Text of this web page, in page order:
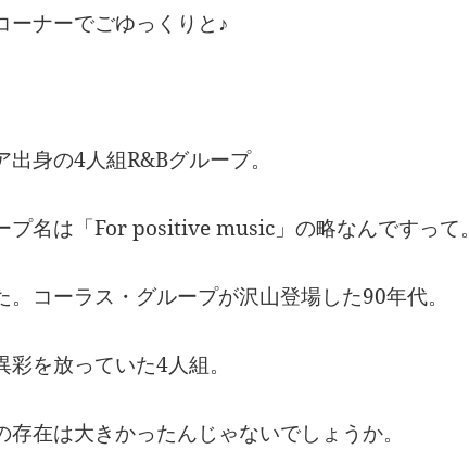
ーナーでごゆっくりと♪
出身の4人組R&Bグループ。
プ名は「For positive music」の略なんですって。
。コーラス・グループが沢山登場した90年代。
彩を放っていた4人組。
存在は大きかったんじゃないでしょうか。